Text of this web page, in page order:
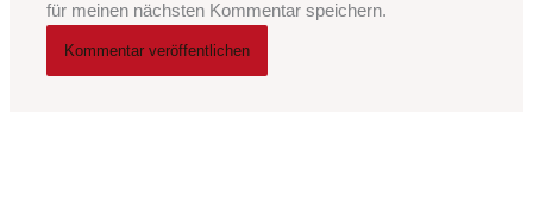
für meinen nächsten Kommentar speichern.